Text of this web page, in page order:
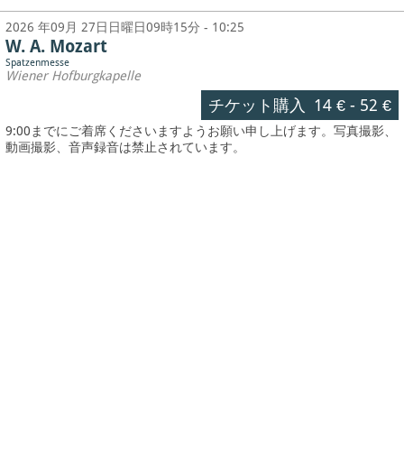
2026 年09月 27日日曜日09時15分 - 10:25
W. A. Mozart
Spatzenmesse
Wiener Hofburgkapelle
チケット購入 14 €- 52 €
9:00までにご着席くださいますようお願い申し上げます。写真撮影、
動画撮影、音声録音は禁止されています。